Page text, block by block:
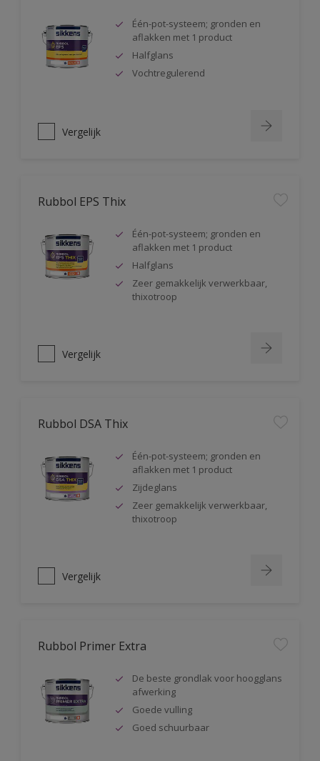
Één-pot-systeem; gronden en
aflakken met 1 product
Halfglans
Vochtregulerend
Vergelijk
Rubbol EPS Thix
Één-pot-systeem; gronden en
aflakken met 1 product
Halfglans
Zeer gemakkelijk verwerkbaar,
thixotroop
Vergelijk
Rubbol DSA Thix
Één-pot-systeem; gronden en
aflakken met 1 product
Zijdeglans
Zeer gemakkelijk verwerkbaar,
thixotroop
Vergelijk
Rubbol Primer Extra
De beste grondlak voor hoogglans
afwerking
Goede vulling
Goed schuurbaar